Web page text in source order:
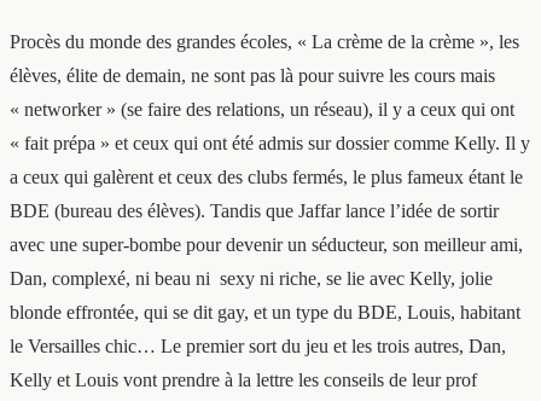
Procès du monde des grandes écoles, « La crème de la crème », les
élèves, élite de demain, ne sont pas là pour suivre les cours mais
« networker » (se faire des relations, un réseau), il y a ceux qui ont
« fait prépa » et ceux qui ont été admis sur dossier comme Kelly. Il y
a ceux qui galèrent et ceux des clubs fermés, le plus fameux étant le
BDE (bureau des élèves). Tandis que Jaffar lance l’idée de sortir
avec une super-bombe pour devenir un séducteur, son meilleur ami,
Dan, complexé, ni beau ni sexy ni riche, se lie avec Kelly, jolie
blonde effrontée, qui se dit gay, et un type du BDE, Louis, habitant
le Versailles chic… Le premier sort du jeu et les trois autres, Dan,
Kelly et Louis vont prendre à la lettre les conseils de leur prof